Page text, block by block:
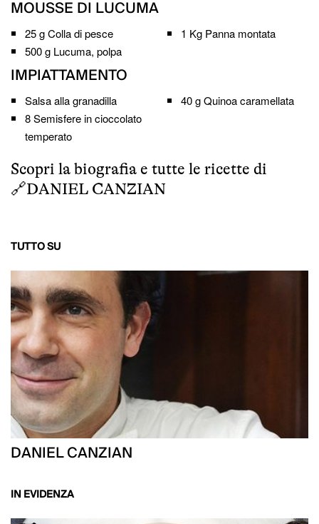
MOUSSE DI LUCUMA
25 gColla di pesce 1 Kg Panna montata
500 g Lucuma, polpa
IMPIATTAMENTO
Salsa alla granadilla 40 gQuinoa caramellata
8Semisfere in cioccolato
temperato
Scopri la biografia e tutte le ricette di
🔗DANIEL CANZIAN
TUTTO SU
DANIEL CANZIAN
IN EVIDENZA